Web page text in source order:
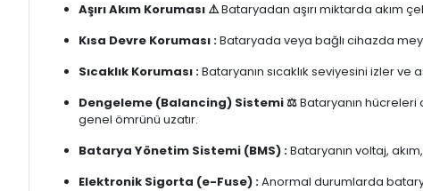
Aşırı Akım Koruması ⚠️Bataryadan aşırı miktarda akım
Kısa Devre Koruması :Bataryada veya bağlı cihazda
Sıcaklık Koruması :Bataryanın sıcaklık seviyesini izler ve
Dengeleme (Balancing) Sistemi ⚖️Bataryanın hücreleri
genel ömrünü uzatır.
Batarya Yönetim Sistemi (BMS) :Bataryanın voltaj,
Elektronik Sigorta (e-Fuse) :Anormal durumlarda